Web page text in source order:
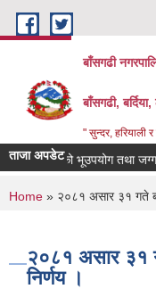
Skip to main content
बाँसगढी
बाँसगढी,
" सुन्दर, हरियाली
ताजा अपडेटभूउपयोग तथा जग्गा
You are
Home » २०८१ असार ३१ गते
२०८१ असार ३१
निर्णय ।